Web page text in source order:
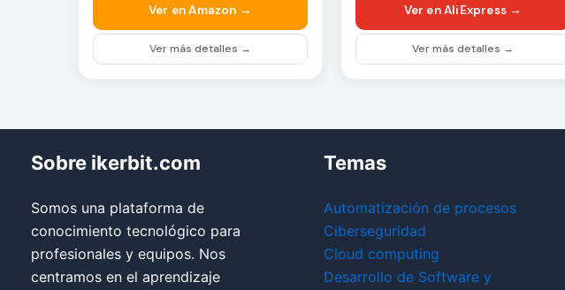
Ver en Amazon →
Ver más detalles →
Ver en AliExpress →
Ver más detalles →
Sobre ikerbit.com
Somos una plataforma de
conocimiento tecnológico para
profesionales y equipos. Nos
centramos en el aprendizaje
Temas
Automatización de procesos
Ciberseguridad
Cloud computing
Desarrollo de Software y